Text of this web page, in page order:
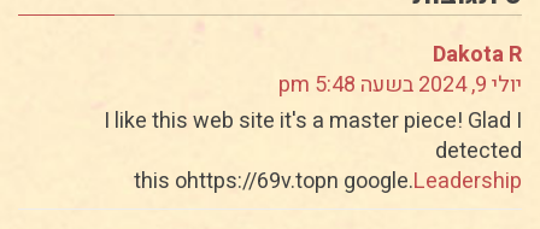
Dakota R
יולי 9, 2024 בשעה 5:48 pm
I like this web site it's a master piece! Glad I
detected
this ohttps://69v.topn google.Leadership